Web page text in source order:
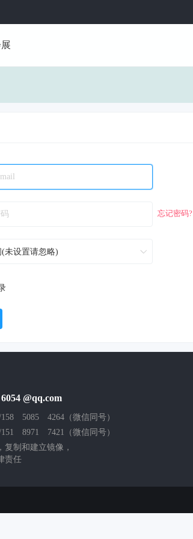
忘记密码?
@qq.com
5085 4264（微信同号）
8971 7421（微信同号）
复制和建立镜像，
责任